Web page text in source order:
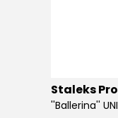
Staleks Pro